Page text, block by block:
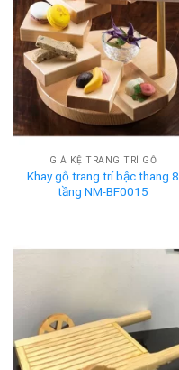
GIÁ KỆ TRANG TRÍ GỖ
Khay gỗ trang trí bậc thang 8
tầng NM-BF0015